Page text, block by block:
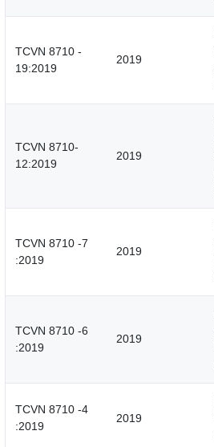
TCVN 8710 -
19:2019
2019
TCVN 8710-
12:2019
2019
TCVN 8710 -7
:2019
2019
TCVN 8710 -6
:2019
2019
TCVN 8710 -4
:2019
2019